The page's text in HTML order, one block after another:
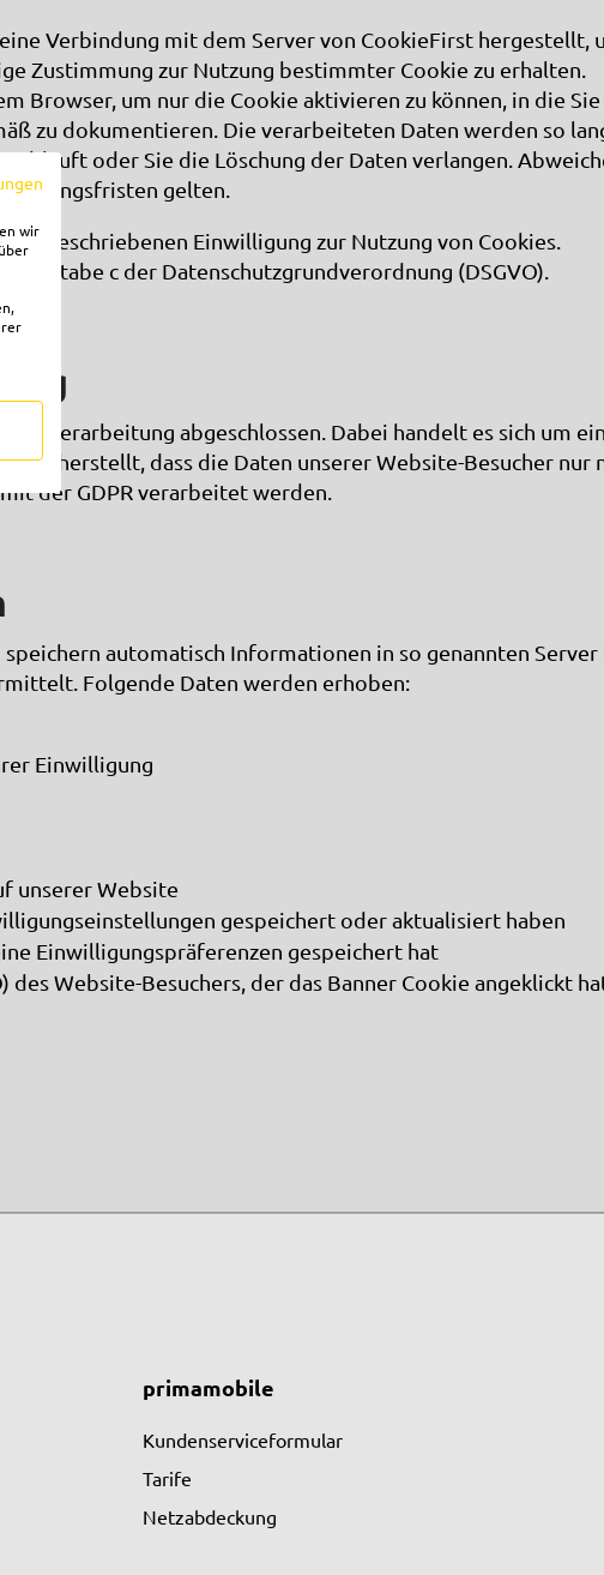
Verbindung mit dem Server von CookieFirst hergestellt,
Zustimmung zur Nutzung bestimmter Cookie zu erhalten.
Browser, um nur die Cookie aktivieren zu können, in die Sie
zu dokumentieren. Die verarbeiteten Daten werden so
oder Sie die Löschung der Daten verlangen.
gelten.
Einwilligung zur Nutzung von Cookies.
c der Datenschutzgrundverordnung (DSGVO).
abgeschlossen. Dabei handelt es sich um
sicherstellt, dass die Daten unserer Website-Besucher nur
der GDPR verarbeitet werden.
automatisch Informationen in so genannten Server
Folgende Daten werden erhoben:
Einwilligung
unserer Website
gespeichert oder aktualisiert haben
Einwilligungspräferenzen gespeichert hat
Website-Besuchers, der das Banner Cookie angeklickt
primamobile
Kundenserviceformular
Tarife
Netzabdeckung
wir